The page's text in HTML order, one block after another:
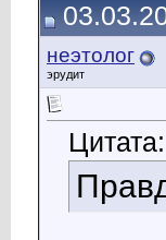
неэтолог
эрудит
Цитата: